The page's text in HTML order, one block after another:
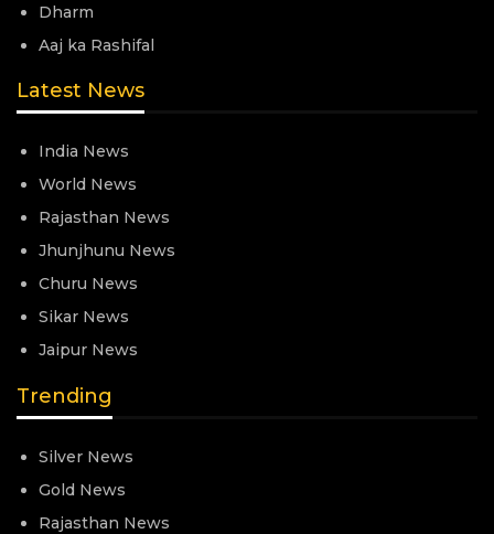
Dharm
Aaj ka Rashifal
Latest News
India News
World News
Rajasthan News
Jhunjhunu News
Churu News
Sikar News
Jaipur News
Trending
Silver News
Gold News
Rajasthan News